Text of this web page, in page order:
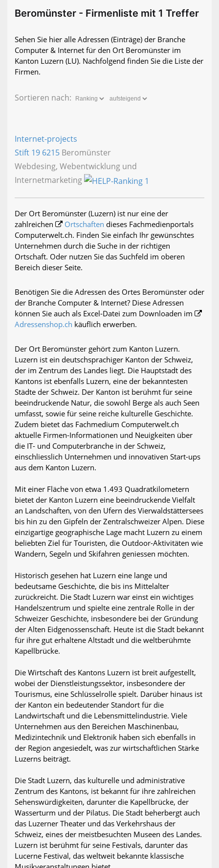
Beromünster - Firmenliste mit 1 Treffer
Sehen Sie hier alle Adressen (Einträge) der Branche
Computer & Internet für den Ort Beromünster im
Kanton Luzern (LU). Nachfolgend finden Sie die Liste der
Firmen.
Sortieren nach:
Internet-projects
Stift 19 6215 Beromünster
Webdesing, Webentwicklung und
Internetmarketing
Der Ort Beromünster (Luzern) ist nur eine der
zahlreichen
Ortschaften dieses Fachmedienportals
Computerwelt.ch. Finden Sie einfach Ihr gewünschtes
Unternehmen durch die Suche in der richtigen
Ortschaft. Oder nutzen Sie das Suchfeld im oberen
Bereich dieser Seite.
Benötigen Sie die Adressen des Ortes Beromünster oder
der Branche Computer & Internet? Diese Adressen
können Sie auch als Excel-Datei zum Downloaden im
Adressenshop.ch käuflich erwerben.
Der Ort Beromünster gehört zum Kanton Luzern.
Luzern ist ein deutschsprachiger Kanton der Schweiz,
der im Zentrum des Landes liegt. Die Hauptstadt des
Kantons ist ebenfalls Luzern, eine der bekanntesten
Städte der Schweiz. Der Kanton ist berühmt für seine
beeindruckende Natur, die sowohl Berge als auch Seen
umfasst, sowie für seine reiche kulturelle Geschichte.
Zudem bietet das Fachmedium Computerwelt.ch
aktuelle Firmen-Informationen und Neuigkeiten über
die IT- und Computerbranche in der Schweiz,
einschliesslich Unternehmen und innovativen Start-ups
aus dem Kanton Luzern.
Mit einer Fläche von etwa 1.493 Quadratkilometern
bietet der Kanton Luzern eine beeindruckende Vielfalt
an Landschaften, von den Ufern des Vierwaldstättersees
bis hin zu den Gipfeln der Zentralschweizer Alpen. Diese
einzigartige geographische Lage macht Luzern zu einem
beliebten Ziel für Touristen, die Outdoor-Aktivitäten wie
Wandern, Segeln und Skifahren geniessen möchten.
Historisch gesehen hat Luzern eine lange und
bedeutsame Geschichte, die bis ins Mittelalter
zurückreicht. Die Stadt Luzern war einst ein wichtiges
Handelszentrum und spielte eine zentrale Rolle in der
Schweizer Geschichte, insbesondere bei der Gründung
der Alten Eidgenossenschaft. Heute ist die Stadt bekannt
für ihre gut erhaltene Altstadt und die weltberühmte
Kapellbrücke.
Die Wirtschaft des Kantons Luzern ist breit aufgestellt,
wobei der Dienstleistungssektor, insbesondere der
Tourismus, eine Schlüsselrolle spielt. Darüber hinaus ist
der Kanton ein bedeutender Standort für die
Landwirtschaft und die Lebensmittelindustrie. Viele
Unternehmen aus den Bereichen Maschinenbau,
Medizintechnik und Elektronik haben sich ebenfalls in
der Region angesiedelt, was zur wirtschaftlichen Stärke
Luzerns beiträgt.
Die Stadt Luzern, das kulturelle und administrative
Zentrum des Kantons, ist bekannt für ihre zahlreichen
Sehenswürdigkeiten, darunter die Kapellbrücke, der
Wasserturm und der Pilatus. Die Stadt beherbergt auch
das Luzerner Theater und das Verkehrshaus der
Schweiz, eines der meistbesuchten Museen des Landes.
Luzern ist berühmt für seine Festivals, darunter das
Lucerne Festival, das weltweit bekannte klassische